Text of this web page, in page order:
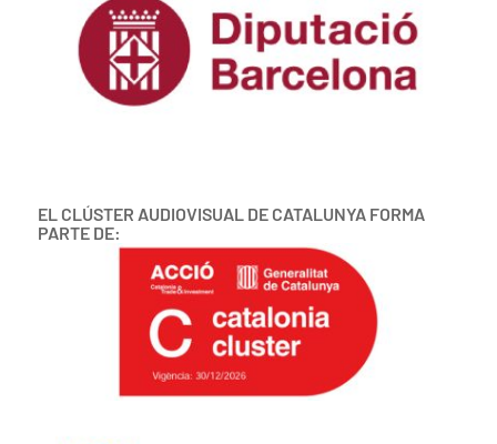
EL CLÚSTER AUDIOVISUAL DE CATALUNYA FORMA
PARTE DE: